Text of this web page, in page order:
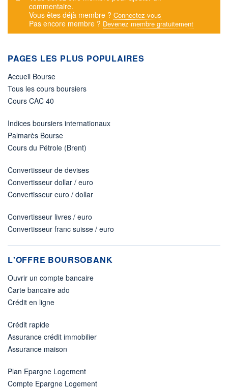
commentaire.
Vous êtes déjà membre ? Connectez-vous
Pas encore membre ? Devenez membre gratuitement
PAGES LES PLUS POPULAIRES
Accueil Bourse
Tous les cours boursiers
Cours CAC 40
Indices boursiers internationaux
Palmarès Bourse
Cours du Pétrole (Brent)
Convertisseur de devises
Convertisseur dollar / euro
Convertisseur euro / dollar
Convertisseur livres / euro
Convertisseur franc suisse / euro
L'OFFRE BOURSOBANK
Ouvrir un compte bancaire
Carte bancaire ado
Crédit en ligne
Crédit rapide
Assurance crédit immobilier
Assurance maison
Plan Epargne Logement
Compte Epargne Logement